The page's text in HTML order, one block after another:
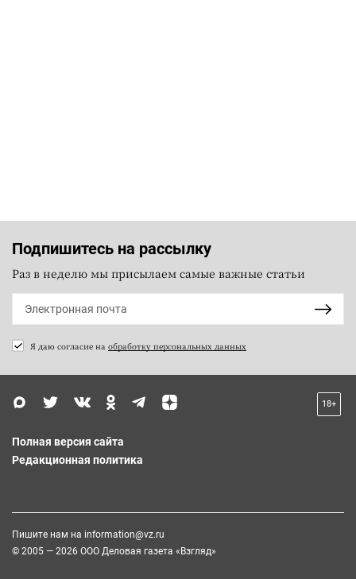
Подпишитесь на рассылку
Раз в неделю мы присылаем самые важные статьи
Я даю согласие на обработку персональных данных
18+
Полная версия сайта
Редакционная политика
Пишите нам на information@vz.ru
© 2005 — 2026 ООО Деловая газета «Взгляд»